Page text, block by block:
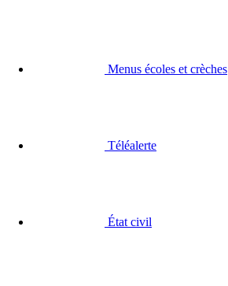
Menus écoles et crèches
Téléalerte
État civil